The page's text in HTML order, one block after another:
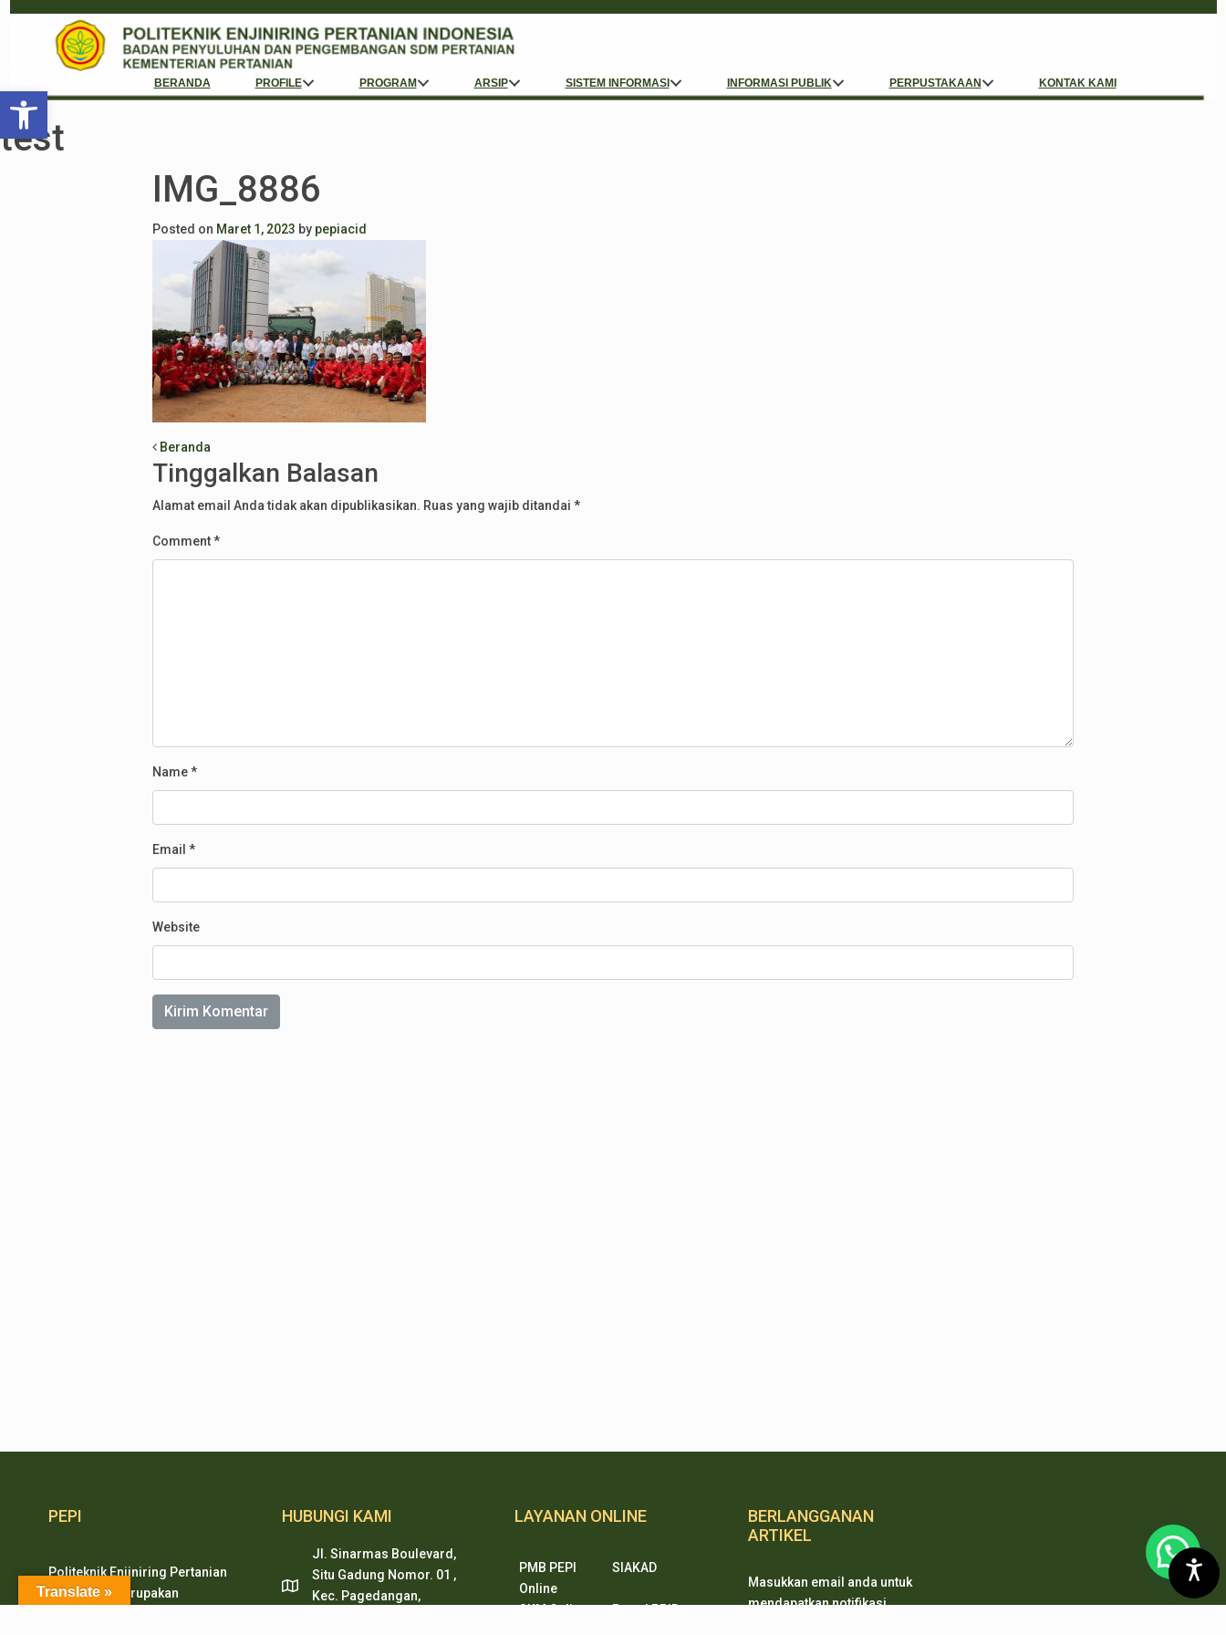
Open toolbarBERANDA PROFILE PROGRAM ARSIP SISTEM INFORMASI INFORMASI PUBLIK PERPUSTAKAAN KONTAK KAMI
test
IMG_8886
Posted on Maret 1, 2023 by pepiacid
Post navigation
Beranda
Tinggalkan Balasan
Alamat email Anda tidak akan dipublikasikan. Ruas yang wajib ditandai *
Comment*
Name*
Email *
Website
PEPI
Politeknik Enjiniring Pertanian
Indonesia merupakan
HUBUNGI KAMI
Jl. Sinarmas Boulevard,
Situ Gadung Nomor. 01 ,
Kec. Pagedangan,
LAYANAN ONLINE
PMB PEPI
Online
SIAKAD
SKM Online
Portal PPID
BERLANGGANAN
ARTIKEL
Masukkan email anda untuk
mendapatkan notifikasi
Translate »